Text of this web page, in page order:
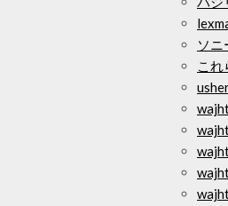
ソ
こ